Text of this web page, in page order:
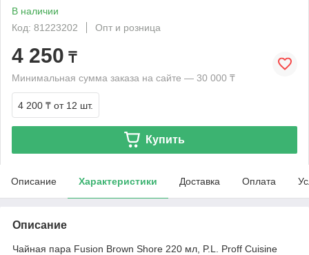
В наличии
Код: 81223202
Опт и розница
4 250 ₸
Минимальная сумма заказа на сайте — 30 000 ₸
4 200 ₸ от 12 шт.
Купить
Описание Характеристики Доставка Оплата
Описание
Чайная пара Fusion Brown Shore 220 мл, P.L. Proff Cuisine